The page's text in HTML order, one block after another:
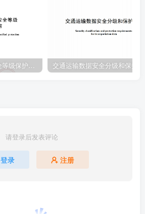
交通运输数据安全分级和保护
请登录后发表评论
登录 注册